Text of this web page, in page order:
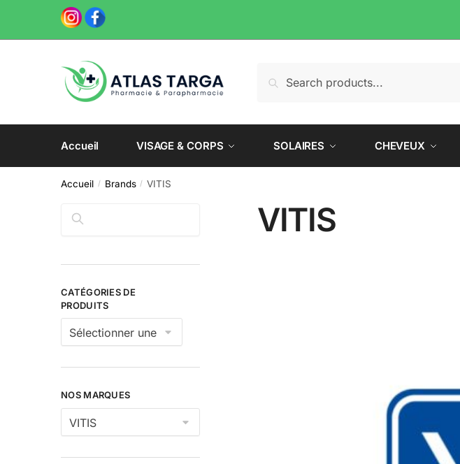
navigation
content
pour :
Accueil VISAGE & CORPS SOLAIRES CHEVEUX
Accueil / Brands / VITIS
VITIS
Rechercher
CATÉGORIES DE
PRODUITS
NOS MARQUES